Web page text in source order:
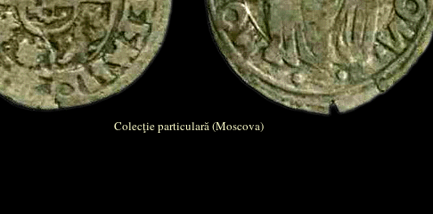
Colecţie particulară (Moscova)